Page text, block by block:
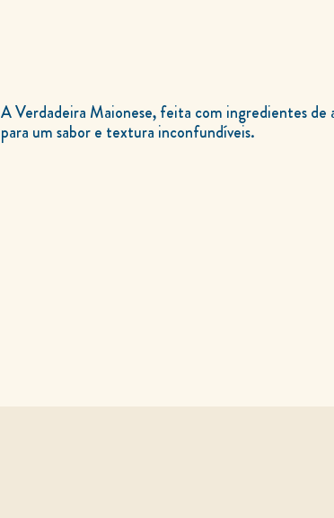
A Verdadeira Maionese, feita com ingredientes de alta qualidade
para um sabor e textura inconfundíveis.